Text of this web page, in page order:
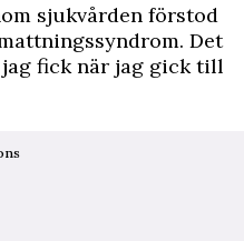
sjukvården förstod
Det
fick när jag gick till